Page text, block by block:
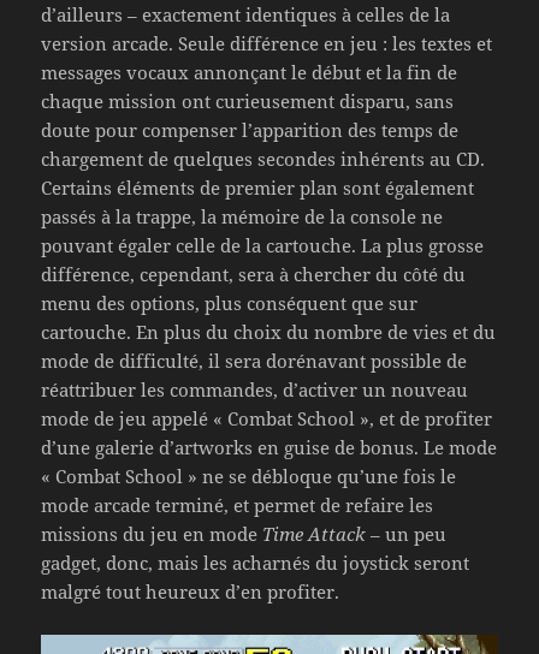
d’ailleurs – exactement identiques à celles de la
version arcade. Seule différence en jeu : les textes et
messages vocaux annonçant le début et la fin de
chaque mission ont curieusement disparu, sans
doute pour compenser l’apparition des temps de
chargement de quelques secondes inhérents au CD.
Certains éléments de premier plan sont également
passés à la trappe, la mémoire de la console ne
pouvant égaler celle de la cartouche. La plus grosse
différence, cependant, sera à chercher du côté du
menu des options, plus conséquent que sur
cartouche. En plus du choix du nombre de vies et du
mode de difficulté, il sera dorénavant possible de
réattribuer les commandes, d’activer un nouveau
mode de jeu appelé « Combat School », et de profiter
d’une galerie d’artworks en guise de bonus. Le mode
« Combat School » ne se débloque qu’une fois le
mode arcade terminé, et permet de refaire les
missions du jeu en mode Time Attack – un peu
gadget, donc, mais les acharnés du joystick seront
malgré tout heureux d’en profiter.